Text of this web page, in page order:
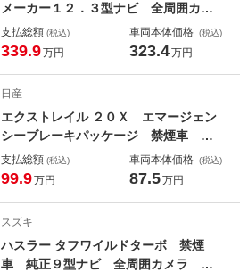
メーカー１２．３型ナビ 全周囲カメ
ラ １００Ｖ電源 衝突被害軽減シス
テム レーダークルーズ ＢＳＭ 電
支払総額 (税込)
339.9万円
車両本体価格 (税込)
323.4万円
日産
エクストレイル ２０Ｘ エマージェン
シーブレーキパッケージ 禁煙車 純
正ＳＤナビ 全周囲カメラ 衝突被害
軽減システム シートヒーター ドラ
Ｃ 純正１７インチアルミ パークア
シスト 車線逸脱警報
支払総額 (税込)
99.9万円
車両本体価格 (税込)
87.5万円
スズキ
ハスラー タフワイルドターボ 禁煙
車 純正９型ナビ 全周囲カメラ 衝